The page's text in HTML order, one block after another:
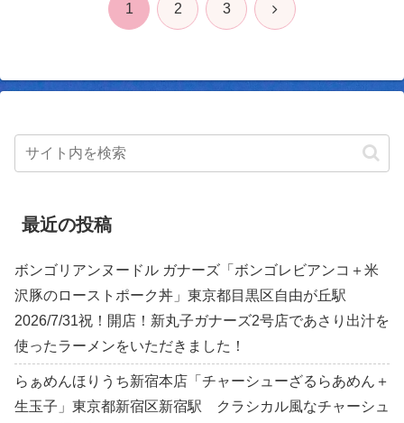
1 2 3 次
最近の投稿
ボンゴリアンヌードル ガナーズ「ボンゴレビアンコ＋米
沢豚のローストポーク丼」東京都目黒区自由が丘駅
2026/7/31祝！開店！新丸子ガナーズ2号店であさり出汁を
使ったラーメンをいただきました！
らぁめんほりうち新宿本店「チャーシューざるらあめん＋
生玉子」東京都新宿区新宿駅 クラシカル風なチャーシュ